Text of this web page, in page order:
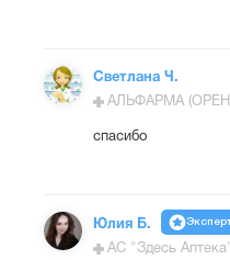
Светлана Ч.
АЛЬФАРМА
спасибо
Юлия Б.
АС "Здесь Аптека"